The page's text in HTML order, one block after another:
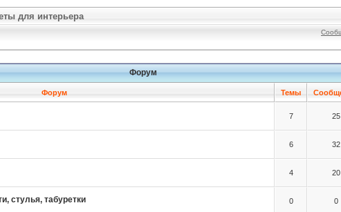
для интерьера
Форум
Форум Темы
7 25
6 32
4 20
стулья, табуретки 0 0